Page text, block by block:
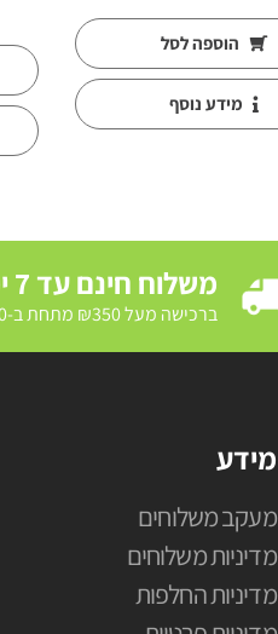
הוספה לסל
מידע נוסף
משלוח חינם עד 7 ימי עסקים
ברכישה מעל ₪350 מתחת ב-₪30 הובלת מדרכה ב₪250
מידע
מעקב משלוחים
מדיניות משלוחים
מדיניות החלפות